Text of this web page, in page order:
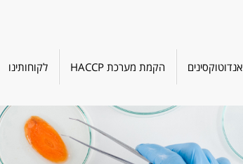
אנדוטוקסינים הקמת מערכת HACCP לקוחותינו